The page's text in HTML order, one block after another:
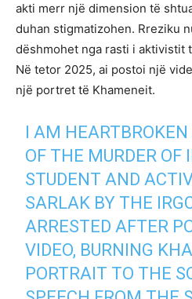
akti merr një dimension të
duhan stigmatizohen. Rreziku
dëshmohet nga rasti i aktivistit
Në tetor 2025, ai postoi një
një portret të Khameneit.
I AM
OF THE MURDER OF
STUDENT AND
SARLAK BY THE
ARRESTED AFTER
VIDEO, BURNING
PORTRAIT TO THE